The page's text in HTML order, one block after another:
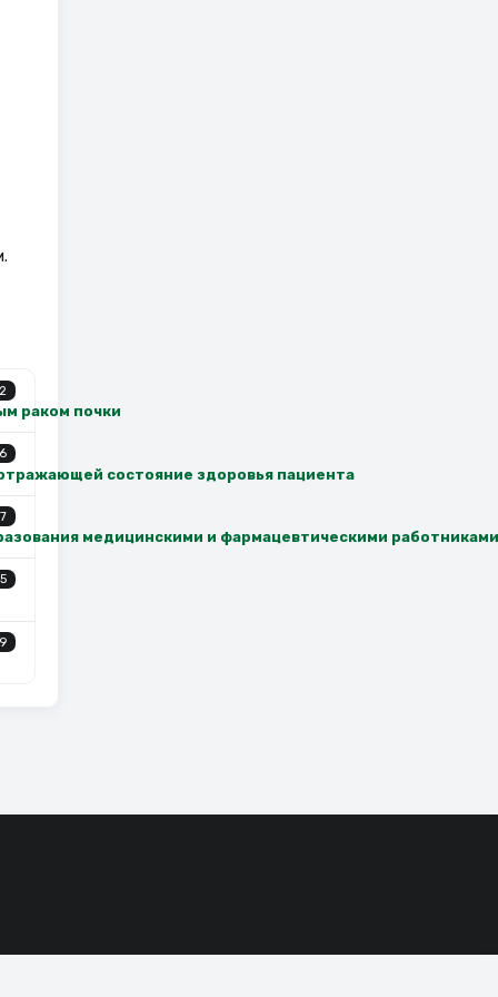
раком почки
состояние здоровья пациента
медицинскими и фармацевтическими работниками